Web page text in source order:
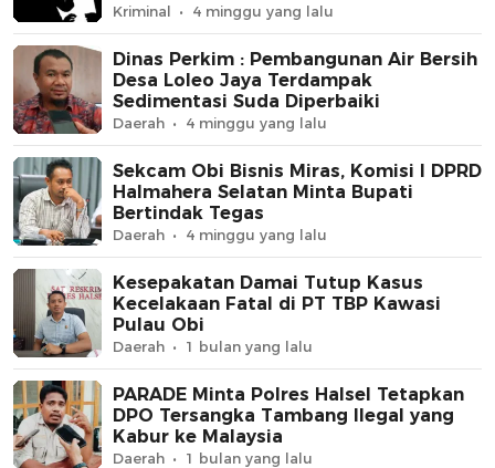
Kriminal 4 minggu yang lalu
Dinas Perkim : Pembangunan Air Bersih
Desa Loleo Jaya Terdampak
Sedimentasi Suda Diperbaiki
Daerah 4 minggu yang lalu
Sekcam Obi Bisnis Miras, Komisi I DPRD
Halmahera Selatan Minta Bupati
Bertindak Tegas
Daerah 4 minggu yang lalu
Kesepakatan Damai Tutup Kasus
Kecelakaan Fatal di PT TBP Kawasi
Pulau Obi
Daerah 1 bulan yang lalu
PARADE Minta Polres Halsel Tetapkan
DPO Tersangka Tambang Ilegal yang
Kabur ke Malaysia
Daerah 1 bulan yang lalu